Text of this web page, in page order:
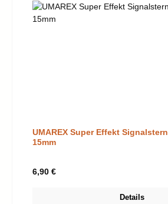
UMAREX Super Effekt
15mm
Regulärer Preis:
6,90 €
Details